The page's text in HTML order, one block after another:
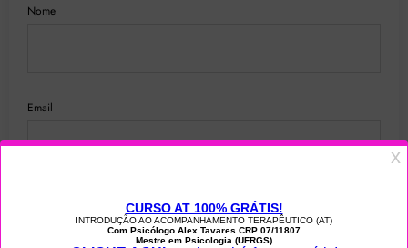
Nome
Email
Notifique-me sobre novos comentários por e-mail.